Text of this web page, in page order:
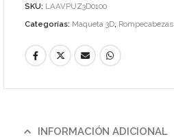
SKU: LAAVPUZ3D0100
Categorías: Maqueta 3D, Rompecabezas
INFORMACIÓN ADICIONAL